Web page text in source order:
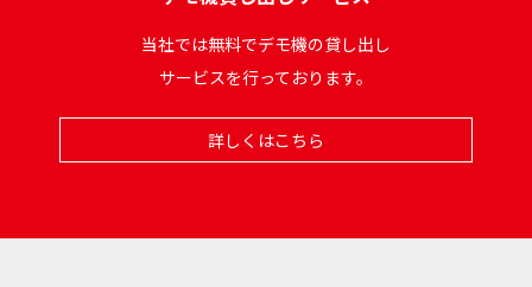
当社では無料でデモ機の貸し出し
サービスを行っております。
詳しくはこちら